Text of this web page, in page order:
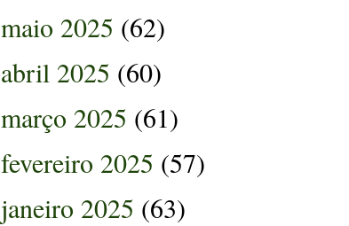
maio 2025 (62)
abril 2025 (60)
março 2025 (61)
fevereiro 2025 (57)
janeiro 2025 (63)